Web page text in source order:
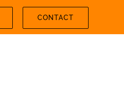
CONTACT